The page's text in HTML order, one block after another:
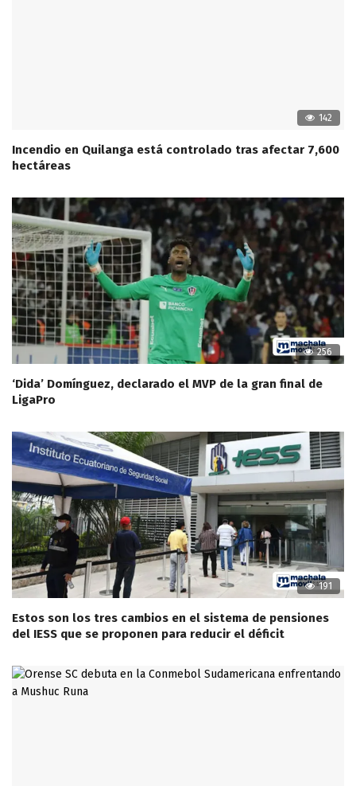
142
Incendio en Quilanga está controlado tras afectar 7,600
hectáreas
256
‘Dida’ Domínguez, declarado el MVP de la gran final de
LigaPro
191
Estos son los tres cambios en el sistema de pensiones
del IESS que se proponen para reducir el déficit